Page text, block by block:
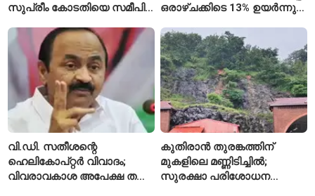
സുപ്രീം കോടതിയെ സമീപിച്ച്
ഒരാഴ്ചക്കിടെ 13% ഉയർന്നു;
ഇപ്പോഴും കുറവ്
വി.ഡി. സതീശന്റെ
ഹെലികോപ്റ്റർ വിവാദം;
വിവരാവകാശ അപേക്ഷ തള്ളി
കുതിരാൻ തുരങ്കത്തിന്
മുകളിലെ മണ്ണിടിച്ചിൽ;
സുരക്ഷാ പരിശോധന